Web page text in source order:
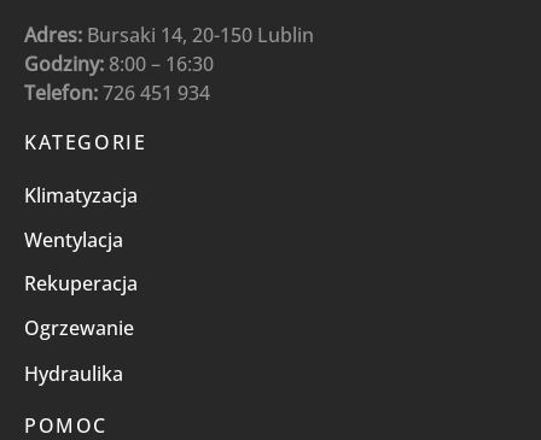
Adres: Bursaki 14, 20-150 Lublin
Godziny: 8:00 – 16:30
Telefon:726 451 934
KATEGORIE
Klimatyzacja
Wentylacja
Rekuperacja
Ogrzewanie
Hydraulika
POMOC